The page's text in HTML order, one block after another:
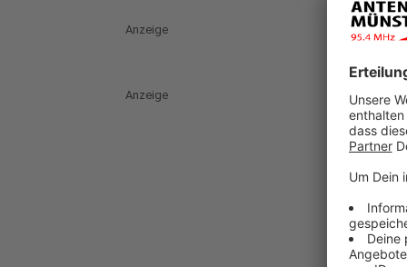
Anzeige
Anzeige